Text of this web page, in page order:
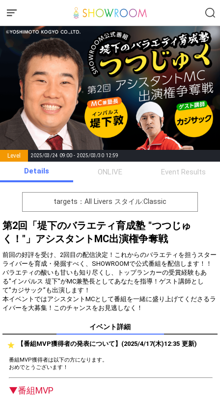
Level 2025/03/24 09:00 - 2025/03/30 12:59
Points List of Goal
number of
positions
Rema
0 Event Begins!
オリジナルアバター制作権獲
得！
Gifting
Throw gifts to the stage and join
the live performance.
First, try throwing free Stars
(once a day)! You can also charge
Show Gold to purchase gifts
(available from 1 JPY)! When you
continue to send gifts to the
ranking go up.
To cheer on performers, you can
send them gifts.
To send performers paid items,
you must use Show Gold.
Comments
You can post comments. Please
refrain from posting comments
that may offend performers or
other users.
Details ONLIVE Event Results
targets：All Livers スタイル:Classic
第2回「堤下のバラエティ育成塾 "つつじゅ
く！"」アシスタントMC出演権争奪戦
前回の好評を受け、2回目の配信決定！これからのバラエティを担うスター
ライバーを育成・発掘すべく、SHOWROOMで公式番組を配信します！！
バラエティの酸いも甘いも知り尽くし、トップランカーの受賞経験もあ
る"インパルス 堤下"がMC兼塾長としてあなたを指導！ゲスト講師とし
て”カジサック”も出演します！
本イベントではアシスタントMCとして番組を一緒に盛り上げてくださるラ
イベント詳細
【番組MVP獲得者の発表について】(2025/4/17(木)12:35 更新)
番組MVP獲得者は以下の方になります。
おめでとうございます！
▼番組MVP